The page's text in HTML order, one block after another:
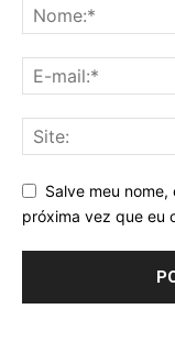
Salve meu
próxima vez que eu